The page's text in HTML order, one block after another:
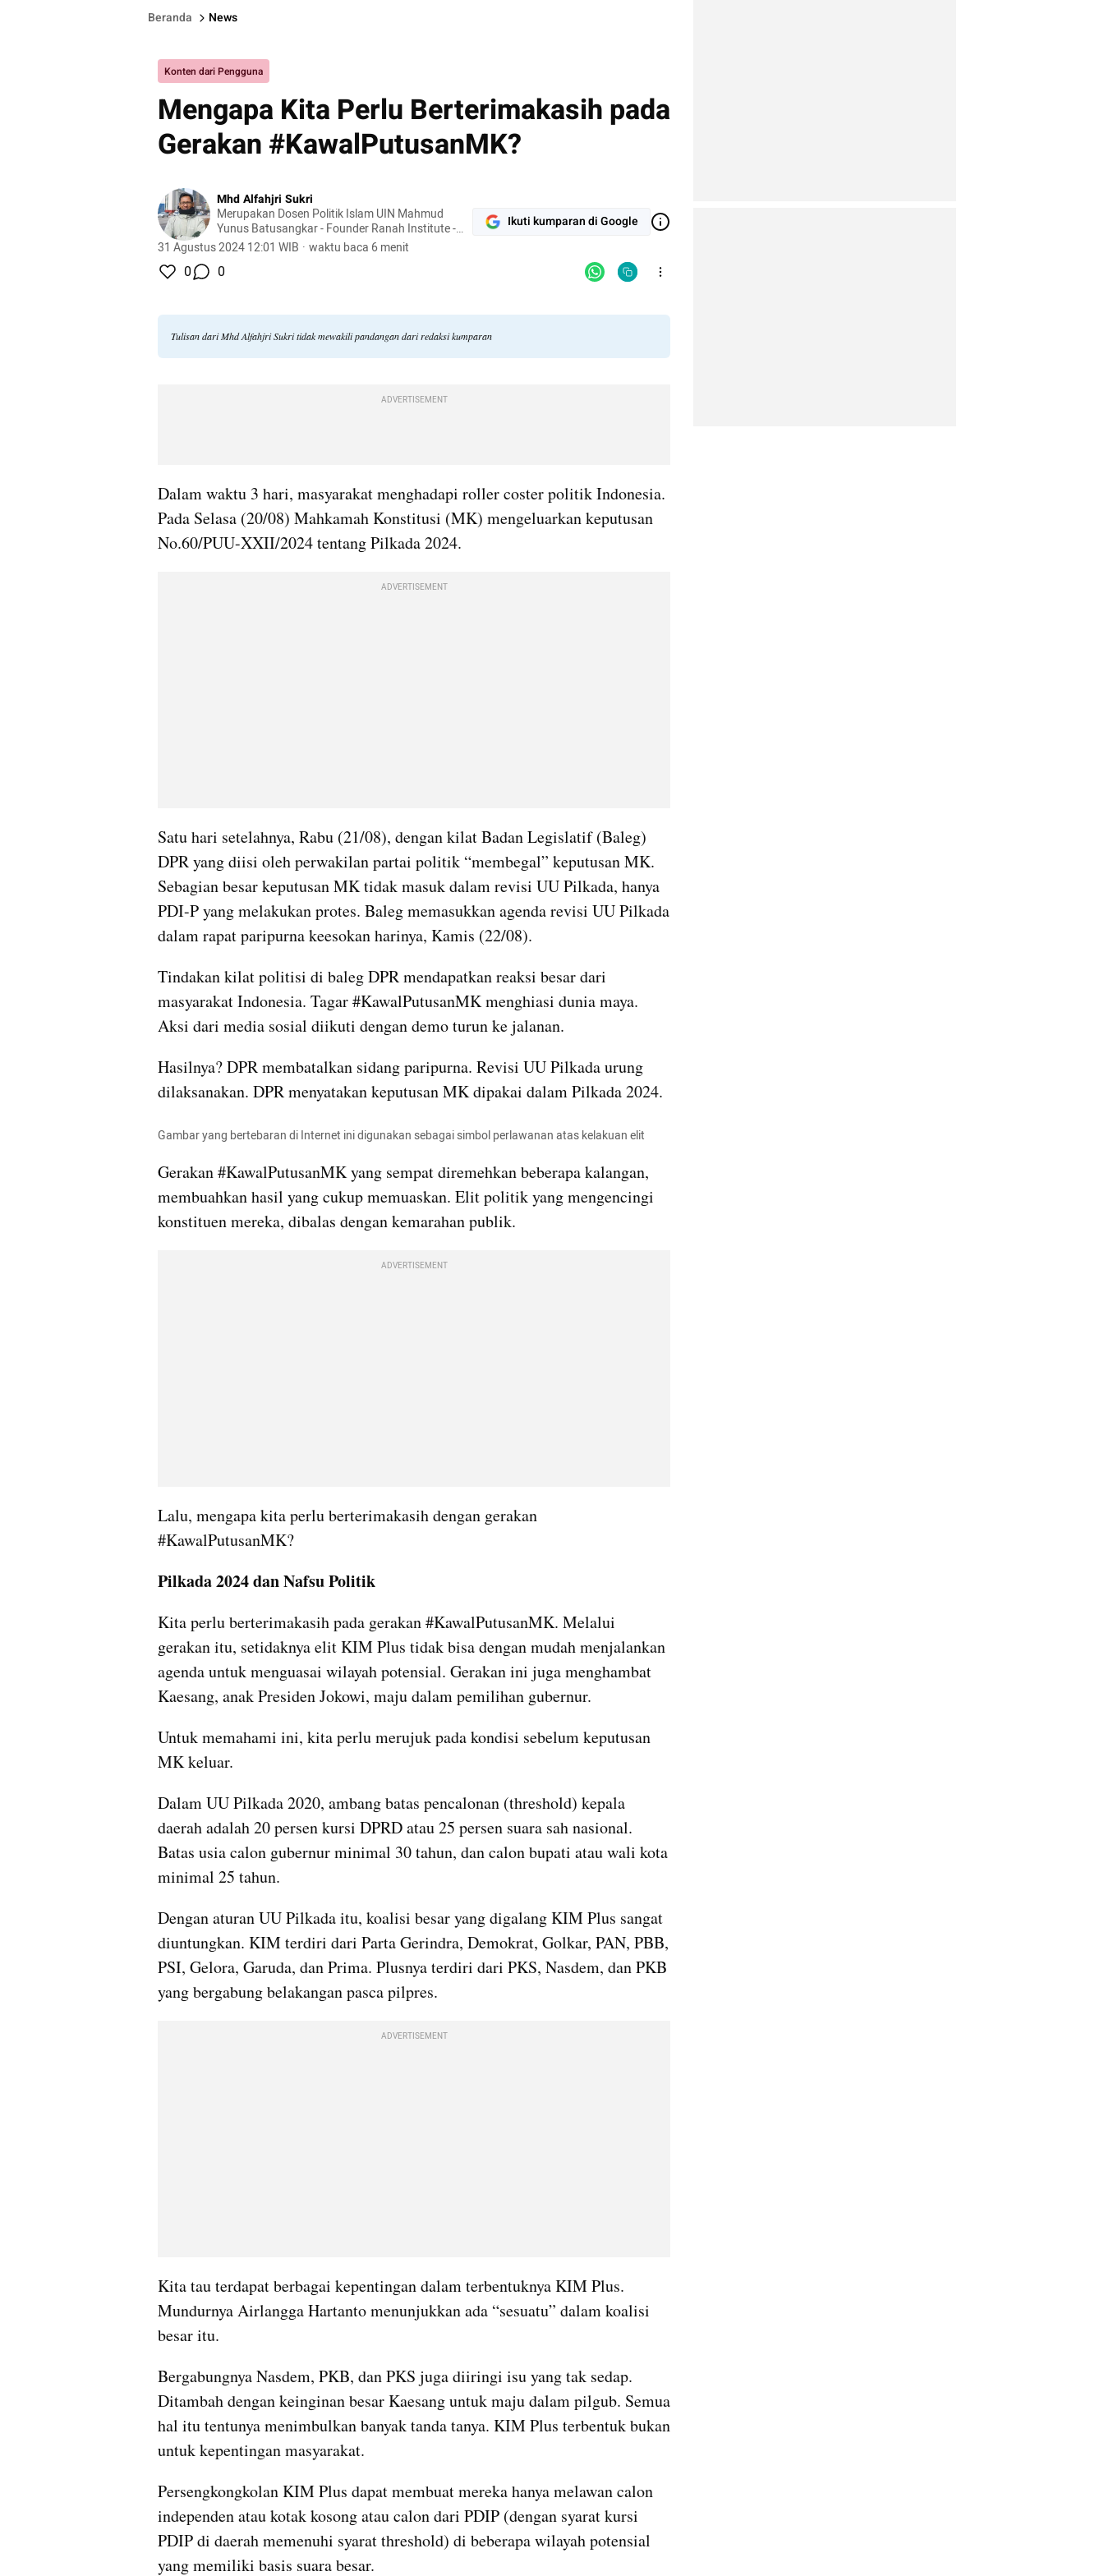
Beranda News
Konten dari Pengguna
Mengapa Kita Perlu Berterimakasih pada
Gerakan #KawalPutusanMK?
Mhd Alfahjri Sukri
Merupakan Dosen Politik Islam UIN Mahmud
Yunus Batusangkar - Founder Ranah Institute -
Tim Centre for Global Studies (CGS) Rumah
31 Agustus 2024 12:01 WIB · waktu baca 6 menit
Ikuti kumparan di Google
0 0
Tulisan dari Mhd Alfahjri Sukri tidak mewakili pandangan dari redaksi kumparan
ADVERTISEMENT
Dalam waktu 3 hari, masyarakat menghadapi roller coster politik Indonesia.
Pada Selasa (20/08) Mahkamah Konstitusi (MK) mengeluarkan keputusan
No.60/PUU-XXII/2024 tentang Pilkada 2024.
ADVERTISEMENT
Satu hari setelahnya, Rabu (21/08), dengan kilat Badan Legislatif (Baleg)
DPR yang diisi oleh perwakilan partai politik “membegal” keputusan MK.
Sebagian besar keputusan MK tidak masuk dalam revisi UU Pilkada, hanya
PDI-P yang melakukan protes. Baleg memasukkan agenda revisi UU Pilkada
dalam rapat paripurna keesokan harinya, Kamis (22/08).
Tindakan kilat politisi di baleg DPR mendapatkan reaksi besar dari
masyarakat Indonesia. Tagar #KawalPutusanMK menghiasi dunia maya.
Aksi dari media sosial diikuti dengan demo turun ke jalanan.
Hasilnya? DPR membatalkan sidang paripurna. Revisi UU Pilkada urung
dilaksanakan. DPR menyatakan keputusan MK dipakai dalam Pilkada 2024.
Gambar yang bertebaran di Internet ini digunakan sebagai simbol perlawanan atas kelakuan elit
Gerakan #KawalPutusanMK yang sempat diremehkan beberapa kalangan,
membuahkan hasil yang cukup memuaskan. Elit politik yang mengencingi
konstituen mereka, dibalas dengan kemarahan publik.
ADVERTISEMENT
Lalu, mengapa kita perlu berterimakasih dengan gerakan
#KawalPutusanMK?
Pilkada 2024 dan Nafsu Politik
Kita perlu berterimakasih pada gerakan #KawalPutusanMK. Melalui
gerakan itu, setidaknya elit KIM Plus tidak bisa dengan mudah menjalankan
agenda untuk menguasai wilayah potensial. Gerakan ini juga menghambat
Kaesang, anak Presiden Jokowi, maju dalam pemilihan gubernur.
Untuk memahami ini, kita perlu merujuk pada kondisi sebelum keputusan
MK keluar.
Dalam UU Pilkada 2020, ambang batas pencalonan (threshold) kepala
daerah adalah 20 persen kursi DPRD atau 25 persen suara sah nasional.
Batas usia calon gubernur minimal 30 tahun, dan calon bupati atau wali kota
minimal 25 tahun.
Dengan aturan UU Pilkada itu, koalisi besar yang digalang KIM Plus sangat
diuntungkan. KIM terdiri dari Parta Gerindra, Demokrat, Golkar, PAN, PBB,
PSI, Gelora, Garuda, dan Prima. Plusnya terdiri dari PKS, Nasdem, dan PKB
yang bergabung belakangan pasca pilpres.
ADVERTISEMENT
Kita tau terdapat berbagai kepentingan dalam terbentuknya KIM Plus.
Mundurnya Airlangga Hartanto menunjukkan ada “sesuatu” dalam koalisi
besar itu.
Bergabungnya Nasdem, PKB, dan PKS juga diiringi isu yang tak sedap.
Ditambah dengan keinginan besar Kaesang untuk maju dalam pilgub. Semua
hal itu tentunya menimbulkan banyak tanda tanya. KIM Plus terbentuk bukan
untuk kepentingan masyarakat.
Persengkongkolan KIM Plus dapat membuat mereka hanya melawan calon
independen atau kotak kosong atau calon dari PDIP (dengan syarat kursi
PDIP di daerah memenuhi syarat threshold) di beberapa wilayah potensial
yang memiliki basis suara besar.